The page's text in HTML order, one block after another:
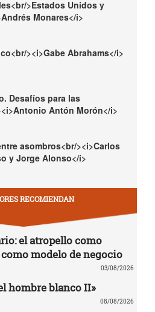
>Estados Unidos y
Monares</i>
><i>Gabe Abrahams</i>
Desafíos para las
Antón Morón</i>
asombros<br/><i>Carlos
y Jorge Alonso</i>
RECOMIENDAN
el atropello como
modelo de negocio
03/08/2026
hombre blanco II»
08/08/2026